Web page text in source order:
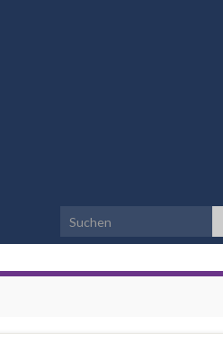
Search for: